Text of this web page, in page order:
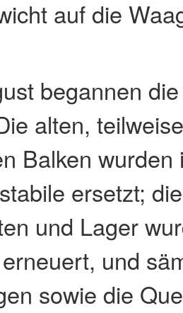
auf die
begannen
alten,
Balken wurden
ersetzt;
und Lager
und
sowie die